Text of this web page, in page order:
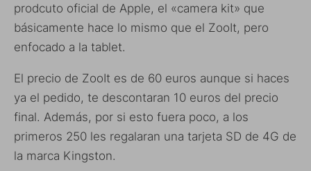
prodcuto oficial de Apple, el «camera kit» que
básicamente hace lo mismo que el ZooIt, pero
enfocado a la tablet.
El precio de ZooIt es de 60 euros aunque si haces
ya el pedido, te descontaran 10 euros del precio
final. Además, por si esto fuera poco, a los
primeros 250 les regalaran una tarjeta SD de 4G de
la marca Kingston.